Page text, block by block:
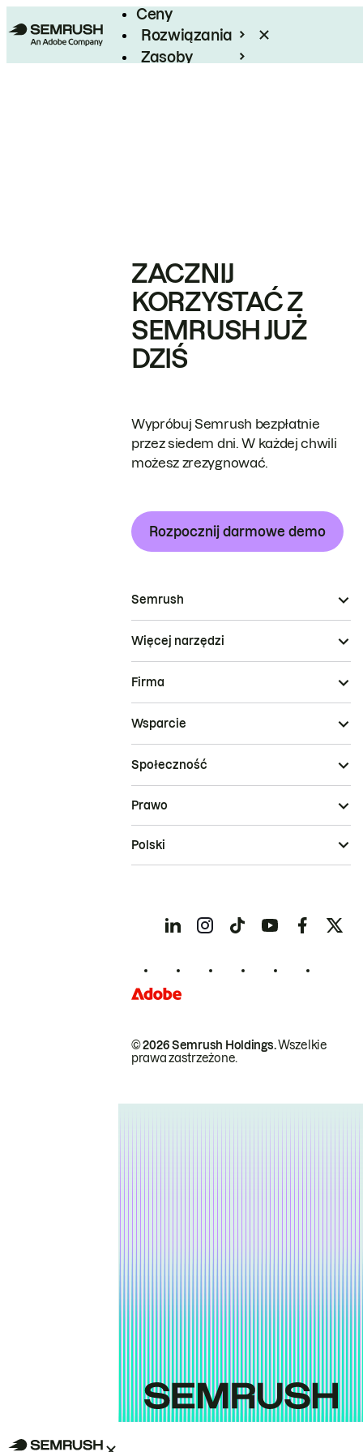
Ceny
Rozwiązania
Zasoby
ZACZNIJ
KORZYSTAĆ Z
SEMRUSH JUŻ
DZIŚ
Wypróbuj Semrush bezpłatnie
przez siedem dni. W każdej chwili
możesz zrezygnować.
Rozpocznij darmowe demo
Semrush
Więcej narzędzi
Firma
Wsparcie
Społeczność
© 2026 Semrush Holdings.Wszelkie
prawa zastrzeżone.
Prawo
Polski